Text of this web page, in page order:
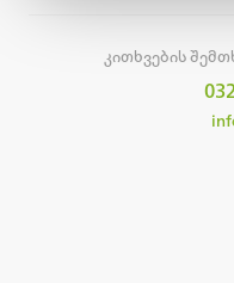
კითხვების